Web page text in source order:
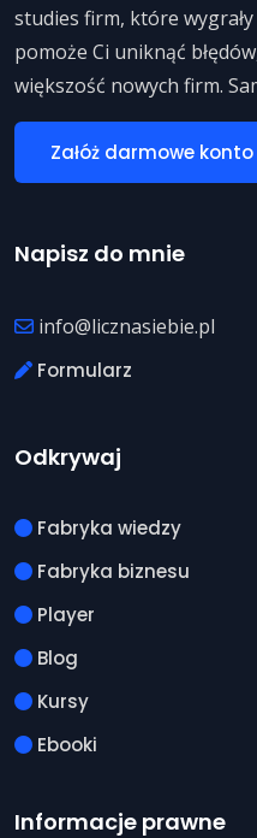
studies firm, które
pomoże Ci uniknąć
większość nowych firm.
Załóż darmowe konto
Napisz do mnie
info@licznasiebie.pl
Formularz
Odkrywaj
Fabryka wiedzy
Fabryka biznesu
Player
Blog
Kursy
Ebooki
Informacje prawne